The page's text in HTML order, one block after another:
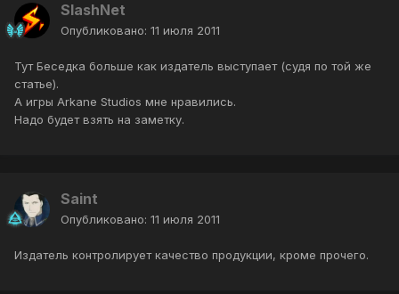
SlashNet
Опубликовано: 11 июля 2011
Тут Беседка больше как издатель выступает (судя по той же
статье).
А игры Arkane Studios мне нравились.
Надо будет взять на заметку.
Saint
Опубликовано: 11 июля 2011
Издатель контролирует качество продукции, кроме прочего.